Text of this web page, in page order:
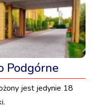
Podgórne
jest jedynie 18